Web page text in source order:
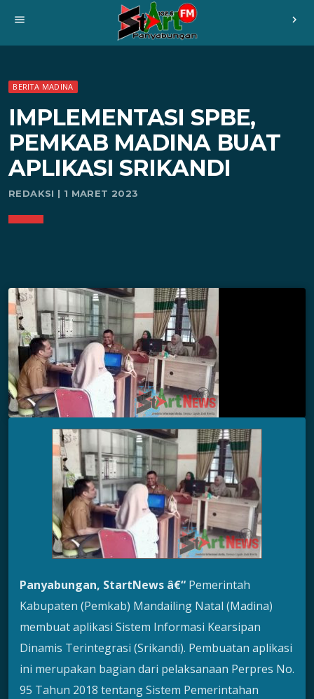
menu chevron_right
BERITA MADINA
IMPLEMENTASI SPBE,
PEMKAB MADINA BUAT
APLIKASI SRIKANDI
REDAKSI | 1 MARET 2023
Panyabungan, StartNews â€“ Pemerintah
Kabupaten (Pemkab) Mandailing Natal (Madina)
membuat aplikasi Sistem Informasi Kearsipan
Dinamis Terintegrasi (Srikandi). Pembuatan aplikasi
ini merupakan bagian dari pelaksanaan Perpres No.
95 Tahun 2018 tentang Sistem Pemerintahan